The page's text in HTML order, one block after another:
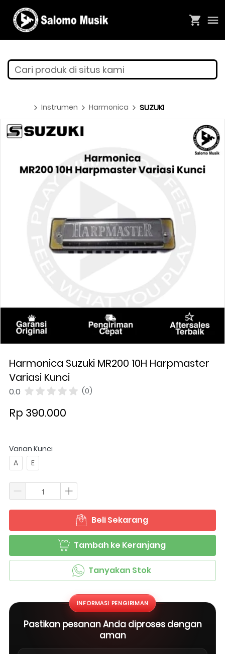
Cari produk di situs kami
Instrumen Harmonica SUZUKI
Harmonica Suzuki MR200 10H Harpmaster
Variasi Kunci
0.0 (0)
Rp 390.000
Varian Kunci
A
E
` Beli Sekarang
` Tambah ke Keranjang
` Tanyakan Stok
INFORMASI PENGIRIMAN
Pastikan pesanan Anda diproses dengan
aman